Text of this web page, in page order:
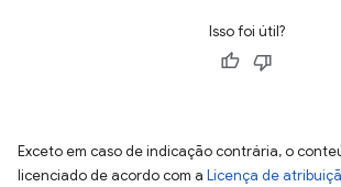
Isso foi útil?
Exceto em caso de indicação contrária, o
licenciado de acordo com a Licença de